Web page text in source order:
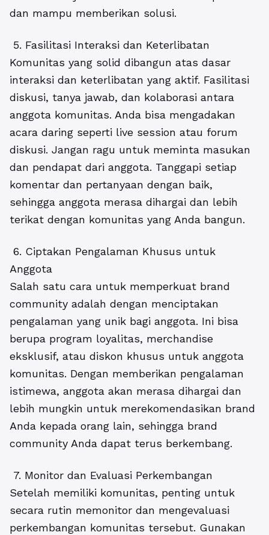
dan mampu memberikan solusi.
5. Fasilitasi Interaksi dan Keterlibatan
Komunitas yang solid dibangun atas dasar
interaksi dan keterlibatan yang aktif. Fasilitasi
diskusi, tanya jawab, dan kolaborasi antara
anggota komunitas. Anda bisa mengadakan
acara daring seperti live session atau forum
diskusi. Jangan ragu untuk meminta masukan
dan pendapat dari anggota. Tanggapi setiap
komentar dan pertanyaan dengan baik,
sehingga anggota merasa dihargai dan lebih
terikat dengan komunitas yang Anda bangun.
6. Ciptakan Pengalaman Khusus untuk
Anggota
Salah satu cara untuk memperkuat brand
community adalah dengan menciptakan
pengalaman yang unik bagi anggota. Ini bisa
berupa program loyalitas, merchandise
eksklusif, atau diskon khusus untuk anggota
komunitas. Dengan memberikan pengalaman
istimewa, anggota akan merasa dihargai dan
lebih mungkin untuk merekomendasikan brand
Anda kepada orang lain, sehingga brand
community Anda dapat terus berkembang.
7. Monitor dan Evaluasi Perkembangan
Setelah memiliki komunitas, penting untuk
secara rutin memonitor dan mengevaluasi
perkembangan komunitas tersebut. Gunakan